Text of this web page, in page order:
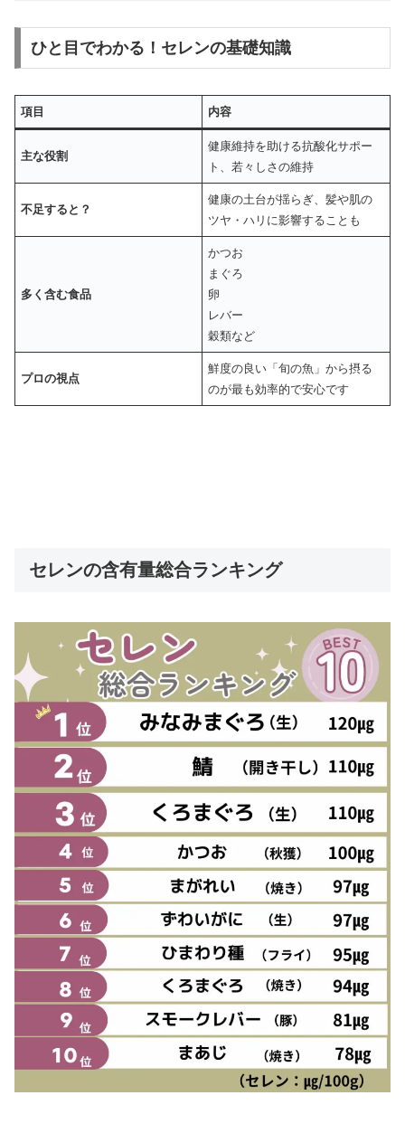
ひと目でわかる！セレンの基礎知識
項目 内容
主な役割
健康維持を助ける抗酸化サポー
ト、若々しさの維持
不足すると？
健康の土台が揺らぎ、髪や肌の
ツヤ・ハリに影響することも
多く含む食品
かつお
まぐろ
卵
レバー
穀類など
プロの視点
鮮度の良い「旬の魚」から摂る
のが最も効率的で安心です
セレンの含有量総合ランキング